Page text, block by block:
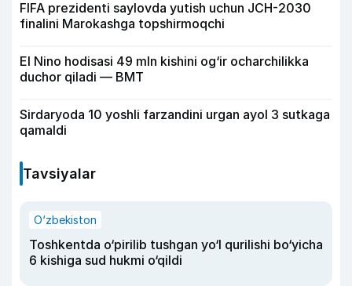
FIFA prezidenti saylovda yutish uchun JCH-2030
finalini Marokashga topshirmoqchi
El Nino hodisasi 49 mln kishini og‘ir ocharchilikka
duchor qiladi — BMT
Sirdaryoda 10 yoshli farzandini urgan ayol 3 sutkaga
qamaldi
Tavsiyalar
O‘zbekiston
Toshkentda o‘pirilib tushgan yo‘l qurilishi bo‘yicha
6 kishiga sud hukmi o‘qildi